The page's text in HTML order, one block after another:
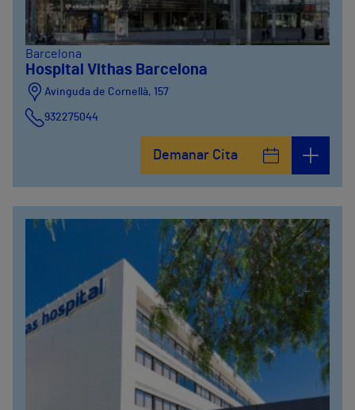
Barcelona
Hospital Vithas Barcelona
Avinguda de Cornellà, 157
932275044
Demanar Cita